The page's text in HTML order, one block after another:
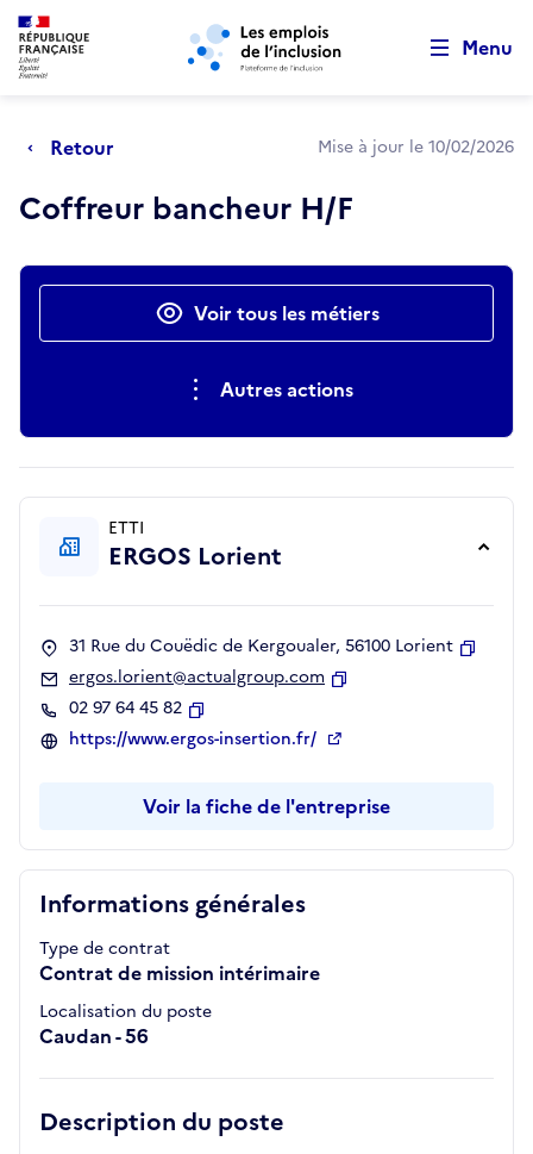
Aller au menu principal Aller au contenu principal
Menu
Retour Mise à jour le 10/02/2026
Coffreur bancheur H/F
Actions rapidesVoir tous les métiers
Autres actions
Informations générales
Type de contrat
Contrat de mission intérimaire
Localisation du poste
Caudan - 56
Description du poste
ETTI
ERGOS Lorient
31 Rue du Couëdic de Kergoualer, 56100 Lorient
ergos.lorient@actualgroup.com
02 97 64 45 82
Copier
https://www.ergos-insertion.fr/
Voir la fiche de l'entreprise
Retour au début de la page
Panneau de gestion des cookies